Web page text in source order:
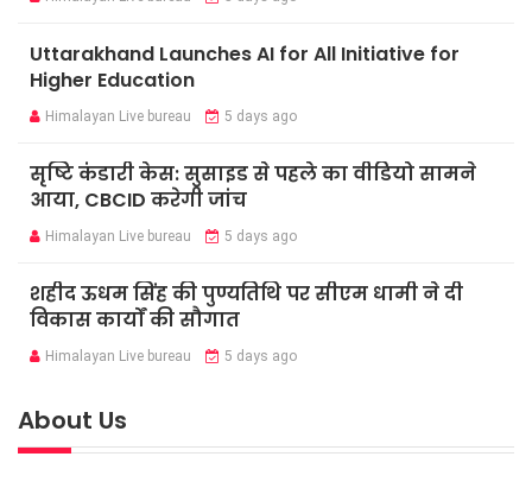
Uttarakhand Launches AI for All Initiative for
Higher Education
Himalayan Live bureau 5 days ago
सृष्टि कंडारी केस: सुसाइड से पहले का वीडियो सामने
आया, CBCID करेगी जांच
Himalayan Live bureau 5 days ago
शहीद ऊधम सिंह की पुण्यतिथि पर सीएम धामी ने दी
विकास कार्यों की सौगात
Himalayan Live bureau 5 days ago
About Us